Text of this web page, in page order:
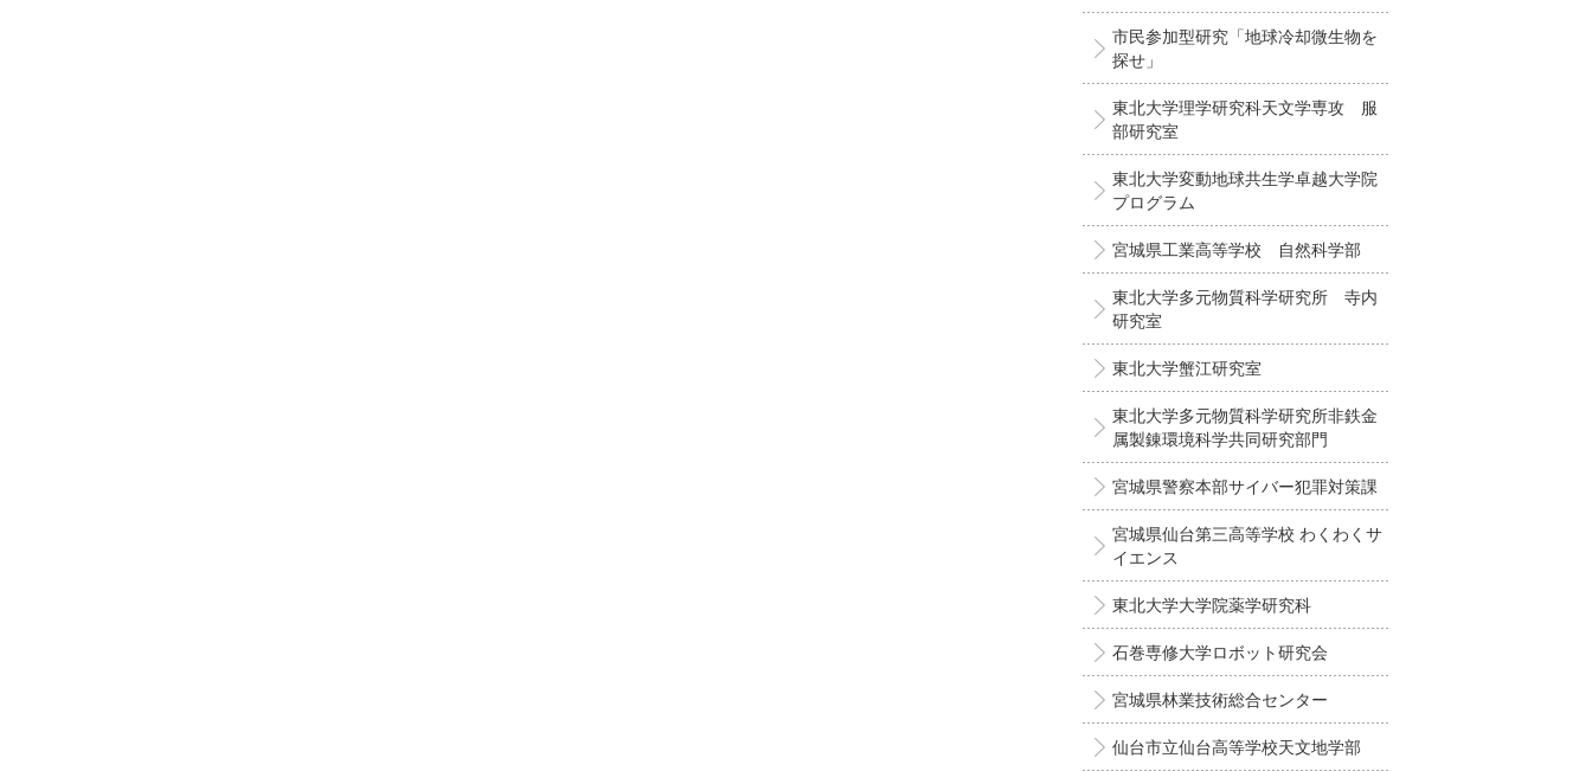
市民参加型研究「地球冷却微生物を
探せ」
東北大学理学研究科天文学専攻 服
部研究室
東北大学変動地球共生学卓越大学院
プログラム
宮城県工業高等学校 自然科学部
東北大学多元物質科学研究所 寺内
研究室
東北大学蟹江研究室
東北大学多元物質科学研究所非鉄金
属製錬環境科学共同研究部門
宮城県警察本部サイバー犯罪対策課
宮城県仙台第三高等学校 わくわくサ
イエンス
東北大学大学院薬学研究科
石巻専修大学ロボット研究会
宮城県林業技術総合センター
仙台市立仙台高等学校天文地学部